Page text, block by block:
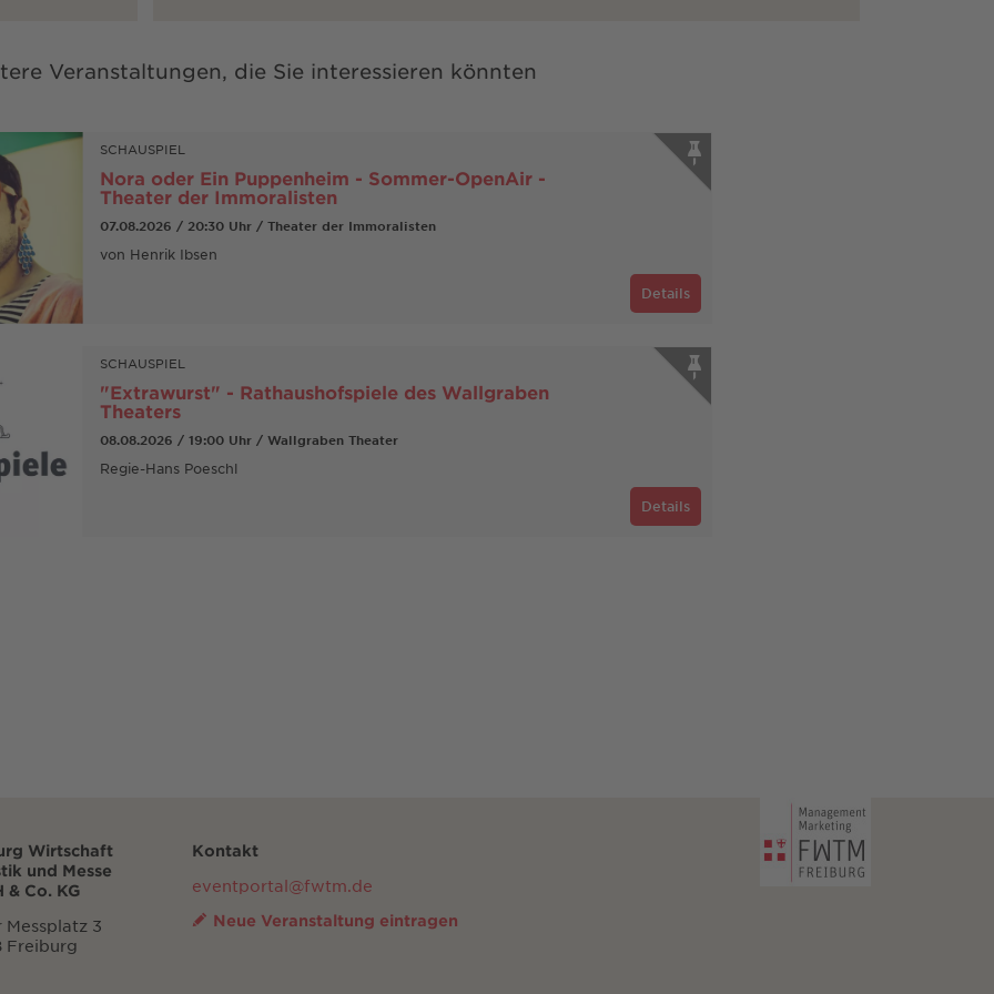
Veranstaltungen, die Sie interessieren könnten
SCHAUSPIEL
Nora oder Ein Puppenheim - Sommer-OpenAir -
Theater der Immoralisten
07.08.2026 / 20:30 Uhr / Theater der Immoralisten
von Henrik Ibsen
Details
SCHAUSPIEL
"Extrawurst" - Rathaushofspiele des Wallgraben
Theaters
08.08.2026 / 19:00 Uhr / Wallgraben Theater
Regie-Hans Poeschl
Details
Wirtschaft
und Messe
& Co. KG
Messplatz 3
Freiburg
Kontakt
eventportal@fwtm.de
Neue Veranstaltung eintragen